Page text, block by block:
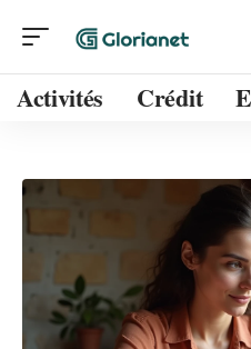
Activités Crédit